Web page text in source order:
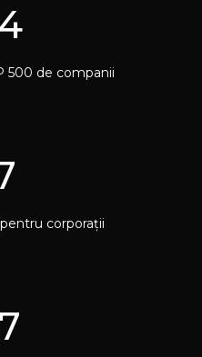
500 de companii
corporații